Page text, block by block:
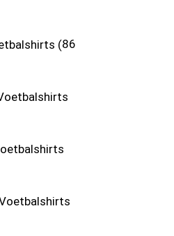
86